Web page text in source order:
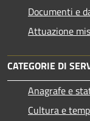
Documenti e
Attuazione
CATEGORIE DI
Anagrafe e
Cultura e